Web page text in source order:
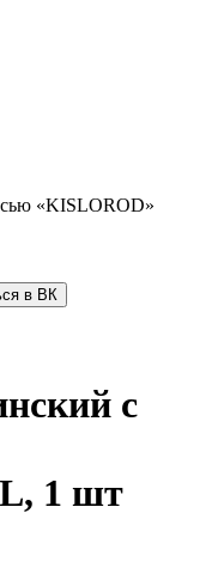
«KISLOROD»
в ВК
с
1 шт